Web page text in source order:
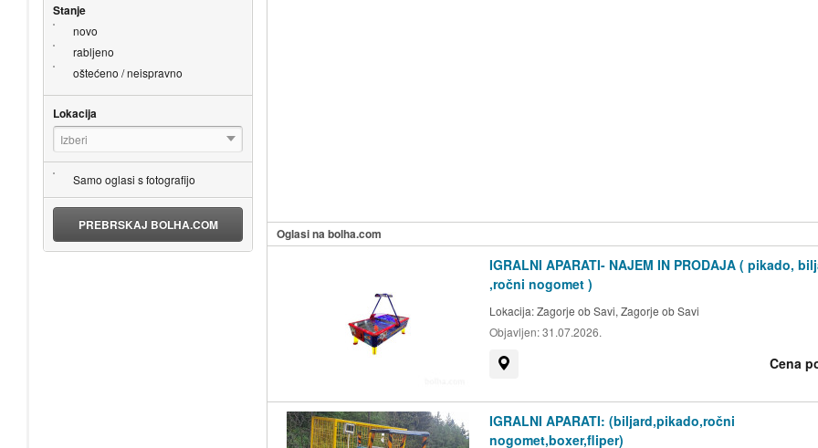
Oglasi na bolha.com
IGRALNI APARATI- NAJEM IN PRODAJA ( pikado,
,ročni nogomet )
Lokacija:Zagorje ob Savi, Zagorje ob Savi
Objavljen:31.07.2026.
Cena
IGRALNI APARATI: (biljard,pikado,ročni
nogomet,boxer,fliper)
Stanje
novo
rabljeno
oštećeno / neispravno
Lokacija
Izberi
Samo oglasi s fotografijo
PREBRSKAJ BOLHA.COM